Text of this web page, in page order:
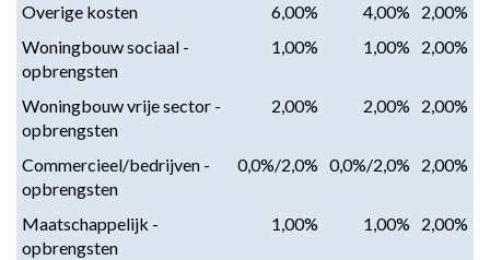
Overige kosten
6,00% 4,00%
2,00%
Woningbouw sociaal -
opbrengsten
1,00% 1,00% 2,00%
Woningbouw vrije sector -
opbrengsten
2,00% 2,00% 2,00%
Commercieel/bedrijven -
opbrengsten
0,0%/2,0% 0,0%/2,0% 2,00%
Maatschappelijk -
opbrengsten
1,00% 1,00% 2,00%